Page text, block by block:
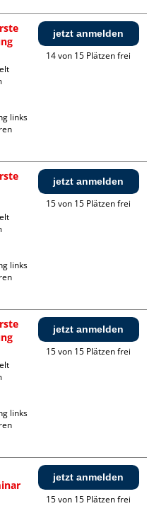
links
jetzt anmelden
14 von 15 Plätzen frei
links
jetzt anmelden
15 von 15 Plätzen frei
links
jetzt anmelden
15 von 15 Plätzen frei
jetzt anmelden
15 von 15 Plätzen frei